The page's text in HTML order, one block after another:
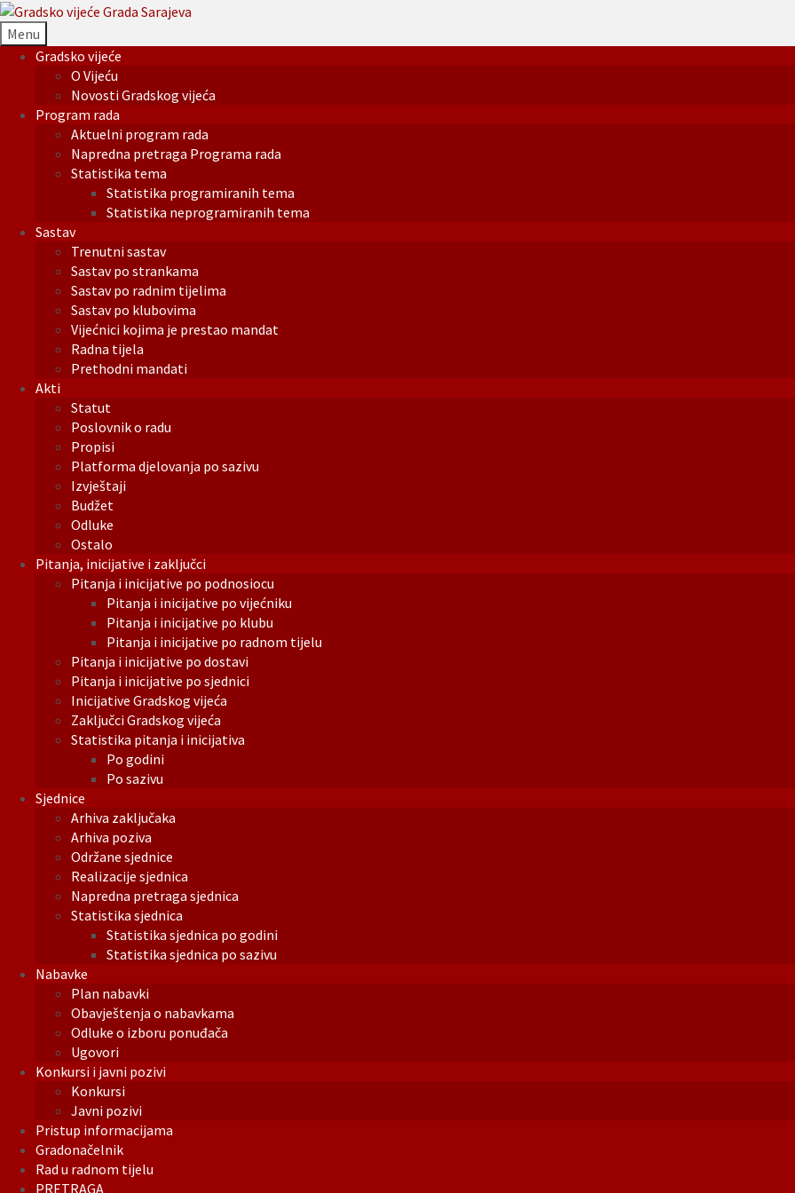
Menu
Gradsko vijeće
O Vijeću
Novosti Gradskog vijeća
Program rada
Aktuelni program rada
Napredna pretraga Programa rada
Statistika tema
Statistika programiranih tema
Statistika neprogramiranih tema
Sastav
Trenutni sastav
Sastav po strankama
Sastav po radnim tijelima
Sastav po klubovima
Vijećnici kojima je prestao mandat
Radna tijela
Prethodni mandati
Akti
Statut
Poslovnik o radu
Propisi
Platforma djelovanja po sazivu
Izvještaji
Budžet
Odluke
Ostalo
Pitanja, inicijative i zaključci
Pitanja i inicijative po podnosiocu
Pitanja i inicijative po vijećniku
Pitanja i inicijative po klubu
Pitanja i inicijative po radnom tijelu
Pitanja i inicijative po dostavi
Pitanja i inicijative po sjednici
Inicijative Gradskog vijeća
Zaključci Gradskog vijeća
Statistika pitanja i inicijativa
Po godini
Po sazivu
Sjednice
Arhiva zaključaka
Arhiva poziva
Održane sjednice
Realizacije sjednica
Napredna pretraga sjednica
Statistika sjednica
Statistika sjednica po godini
Statistika sjednica po sazivu
Nabavke
Plan nabavki
Obavještenja o nabavkama
Odluke o izboru ponuđača
Ugovori
Konkursi i javni pozivi
Konkursi
Javni pozivi
Pristup informacijama
Gradonačelnik
Rad u radnom tijelu
PRETRAGA